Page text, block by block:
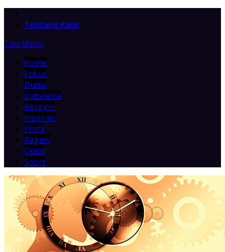
Tentang Kami
Top Menu
Home
Fokus
Dunia
Indonesia
Religion
Inspirasi
Profil
Ragam
Opini
Sport